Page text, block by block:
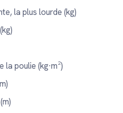
la plus lourde (kg)
la poulie (kg·m²)